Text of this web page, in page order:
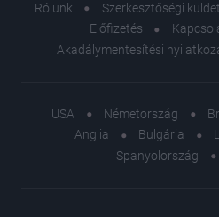
Rólunk
Szerkesztőségi
Előfizetés
Akadálymentesítési
USA Németország
Anglia
Bulgária
Spanyolország